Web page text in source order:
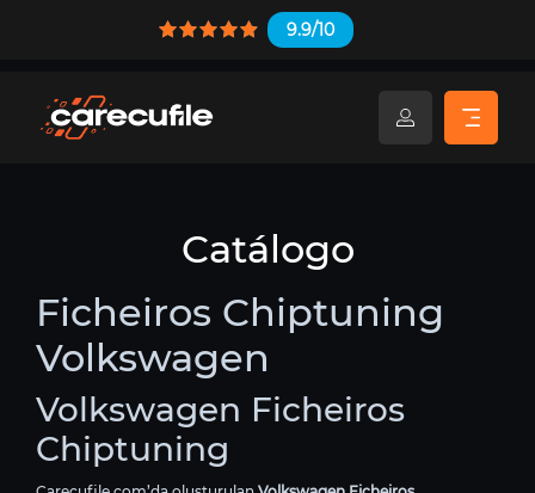
9.9/10
Catálogo
Ficheiros Chiptuning
Volkswagen
Volkswagen Ficheiros
Chiptuning